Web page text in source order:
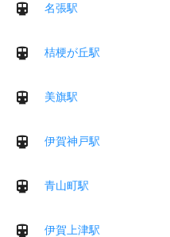
名張駅
桔梗が丘駅
美旗駅
伊賀神戸駅
青山町駅
伊賀上津駅